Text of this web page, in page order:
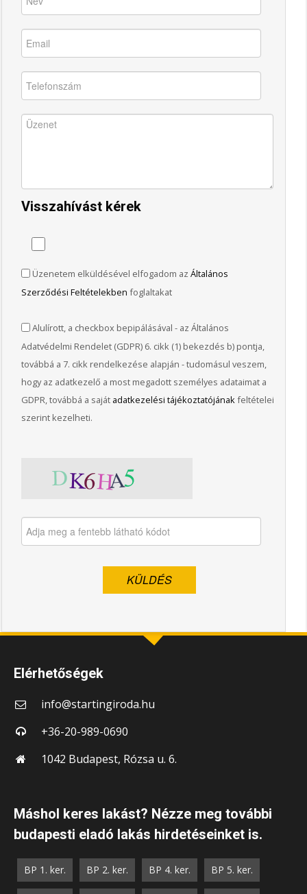
Visszahívást kérek
Üzenetem elküldésével elfogadom azÁltalános
Szerződési Feltételekben foglaltakat
Alulírott, a checkbox bepipálásával - az Általános
Adatvédelmi Rendelet (GDPR) 6. cikk (1) bekezdés b) pontja,
továbbá a 7. cikk rendelkezése alapján - tudomásul veszem,
hogy az adatkezelő a most megadott személyes adataimat a
GDPR, továbbá a saját adatkezelési tájékoztatójánakfeltételei
szerint kezelheti.
Elérhetőségek
info@startingiroda.hu
+36-20-989-0690
1042 Budapest, Rózsa u. 6.
Máshol keres lakást? Nézze meg további
budapesti eladó lakás hirdetéseinket is.
BP 1. ker. BP 2. ker. BP 4. ker. BP 5. ker.